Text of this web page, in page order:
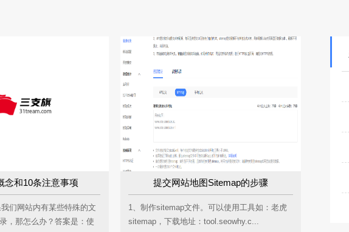
念和10条注意事项
们网站内有某些特殊的文
，那怎么办？答案是：使
提交网站地图Sitemap的步骤
1、制作sitemap文件。可以使用工具如：老虎
sitemap，下载地址：tool.seowhy.c...